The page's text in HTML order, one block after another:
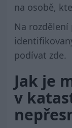
na osobě,
Na
podívat zde.
Jak je
v